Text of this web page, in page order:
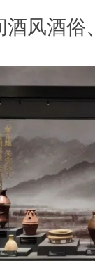
风酒俗